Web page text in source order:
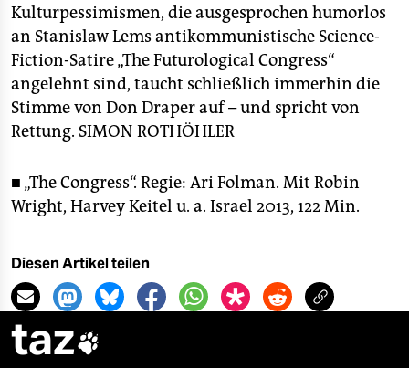
Kulturpessimismen, die ausgesprochen humorlos
an Stanislaw Lems antikommunistische Science-
Fiction-Satire „The Futurological Congress“
angelehnt sind, taucht schließlich immerhin die
Stimme von Don Draper auf – und spricht von
Rettung. SIMON ROTHÖHLER
■ „The Congress“. Regie: Ari Folman. Mit Robin
Wright, Harvey Keitel u. a. Israel 2013, 122 Min.
Diesen Artikel teilen
taz